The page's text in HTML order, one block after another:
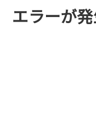
エラーが